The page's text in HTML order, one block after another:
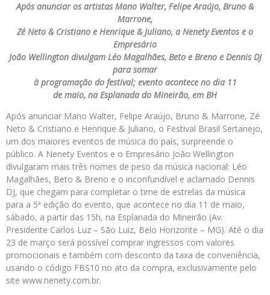
Após anunciar os artistas Mano Walter, Felipe Araújo, Bruno &
Marrone,
Zé Neto & Cristiano e Henrique & Juliano, a Nenety Eventos e o
Empresário
João Wellington divulgam Léo Magalhães, Beto e Breno e Dennis DJ
para somar
à programação do festival; evento acontece no dia 11
de maio, na Esplanada do Mineirão, em BH
Após anunciar Mano Walter, Felipe Araújo, Bruno & Marrone, Zé
Neto & Cristiano e Henrique & Juliano, o Festival Brasil Sertanejo,
um dos maiores eventos de música do país, surpreende o
público. A Nenety Eventos e o Empresário João Wellington
divulgaram mais três nomes de peso da música nacional: Léo
Magalhães, Beto & Breno e o inconfundível e aclamado Dennis
DJ, que chegam para completar o time de estrelas da música
para a 5ª edição do evento, que acontece no dia 11 de maio,
sábado, a partir das 15h, na Esplanada do Mineirão (Av.
Presidente Carlos Luz – São Luiz, Belo Horizonte – MG). Até o dia
23 de março será possível comprar ingressos com valores
promocionais e também com desconto da taxa de conveniência,
usando o código FBS10 no ato da compra, exclusivamente pelo
site www.nenety.com.br.